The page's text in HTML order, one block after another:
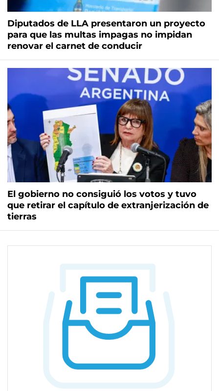
Diputados de LLA presentaron un proyecto
para que las multas impagas no impidan
renovar el carnet de conducir
El gobierno no consiguió los votos y tuvo
que retirar el capítulo de extranjerización de
tierras